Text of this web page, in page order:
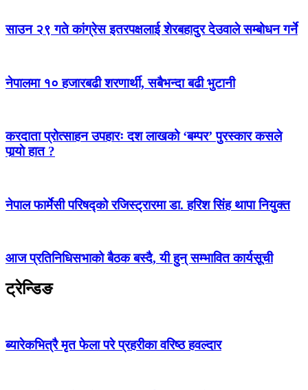
साउन २९ गते कांग्रेस इतरपक्षलाई शेरबहादुर देउवाले सम्बोधन गर्ने
नेपालमा १० हजारबढी शरणार्थी, सबैभन्दा बढी भुटानी
करदाता प्रोत्साहन उपहारः दश लाखको ‘बम्पर’ पुरस्कार कसले
पार्‍याे हात ?
नेपाल फार्मेसी परिषद्को रजिस्ट्रारमा डा. हरिश सिंह थापा नियुक्त
आज प्रतिनिधिसभाको बैठक बस्दै, यी हुन् सम्भावित कार्यसूची
ट्रेन्डिङ
ब्यारेकभित्रै मृत फेला परे प्रहरीका वरिष्ठ हवल्दार